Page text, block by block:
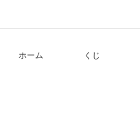
ホーム くじ